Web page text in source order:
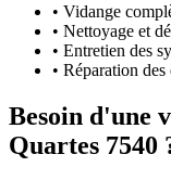
• Vidange
• Nettoyage et
• Entretien des
• Réparation
Besoin d'une
Quartes 7540